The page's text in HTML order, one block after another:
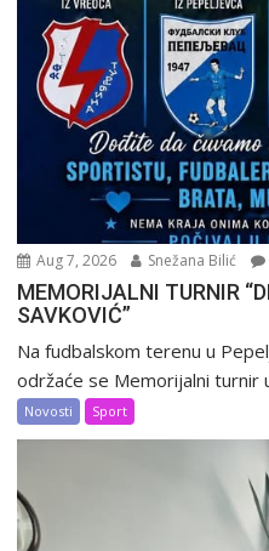
Aug 7, 2026 Snežana Bilić
MEMORIJALNI TURNIR
SAVKOVIĆ”
Na fudbalskom terenu u
održaće se Memorijalni turnir
Novosti Sport